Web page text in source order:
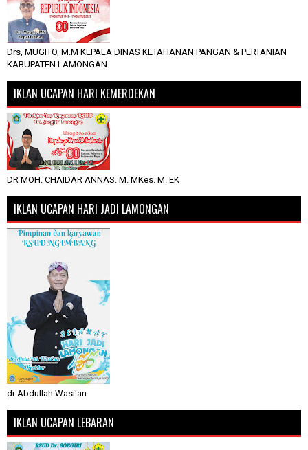
Drs, MUGITO, M.M KEPALA DINAS KETAHANAN PANGAN & PERTANIAN
KABUPATEN LAMONGAN
IKLAN UCAPAN HARI KEMERDEKAN
DR MOH. CHAIDAR ANNAS. M. MKes. M. EK
IKLAN UCAPAN HARI JADI LAMONGAN
dr Abdullah Wasi'an
IKLAN UCAPAN LEBARAN